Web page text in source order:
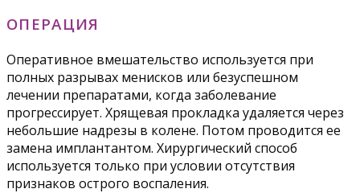
ОПЕРАЦИЯ
Оперативное вмешательство используется при
полных разрывах менисков или безуспешном
лечении препаратами, когда заболевание
прогрессирует. Хрящевая прокладка удаляется через
небольшие надрезы в колене. Потом проводится ее
замена имплантантом. Хирургический способ
используется только при условии отсутствия
признаков острого воспаления.